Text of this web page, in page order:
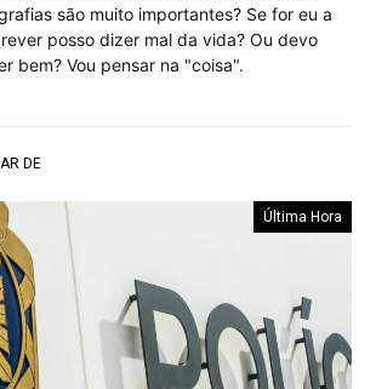
são muito importantes? Se for eu a
posso dizer mal da vida? Ou devo
bem? Vou pensar na "coisa".
DE
Última Hora